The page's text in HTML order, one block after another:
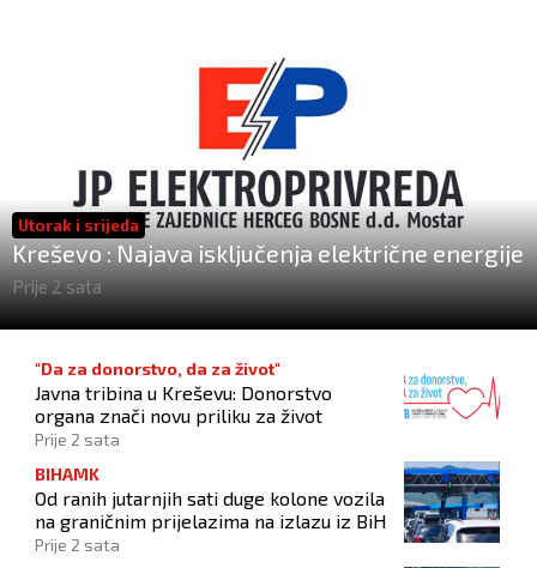
Utorak i srijeda
Kreševo : Najava isključenja električne energije
Prije 2 sata
"Da za donorstvo, da za život"
Javna tribina u Kreševu: Donorstvo
organa znači novu priliku za život
Prije 2 sata
BIHAMK
Od ranih jutarnjih sati duge kolone vozila
na graničnim prijelazima na izlazu iz BiH
Prije 2 sata